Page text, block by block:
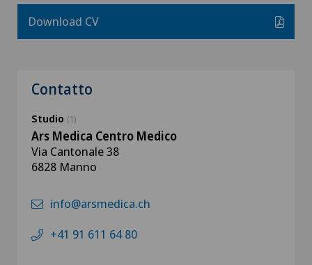
Download CV
Contatto
Studio (1)
Ars Medica Centro Medico
Via Cantonale 38
6828 Manno
info@arsmedica.ch
+41 91 611 64 80